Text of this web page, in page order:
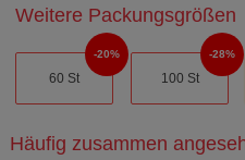
Weitere Packungsgrößen
60 St
20%
100 St
28%
Häufig zusammen